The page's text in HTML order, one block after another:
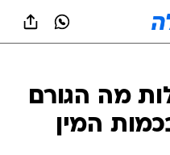
מה הגורם
בכמות המין